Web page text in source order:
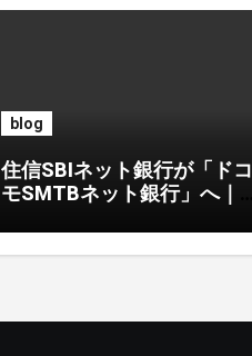
blog
住信SBIネット銀行が「ドコ
モSMTBネット銀行」へ｜d
ス刷新